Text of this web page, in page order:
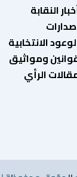
النقابة
الانتخابية
ومواثيق
الرأي